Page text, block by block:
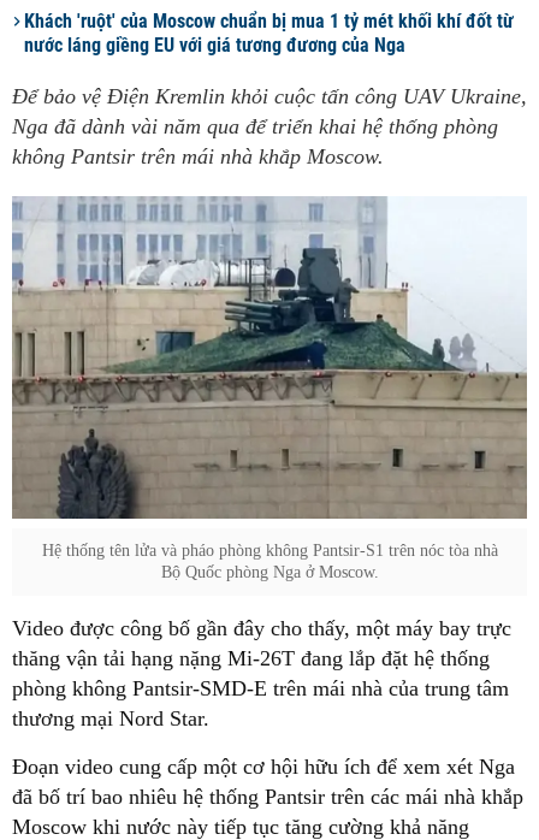
Khách 'ruột' của Moscow chuẩn bị mua 1 tỷ mét khối khí đốt từ
nước láng giềng EU với giá tương đương của Nga
Để bảo vệ Điện Kremlin khỏi cuộc tấn công UAV Ukraine,
Nga đã dành vài năm qua để triển khai hệ thống phòng
không Pantsir trên mái nhà khắp Moscow.
Hệ thống tên lửa và pháo phòng không Pantsir-S1 trên nóc tòa nhà
Bộ Quốc phòng Nga ở Moscow.
Video được công bố gần đây cho thấy, một máy bay trực
thăng vận tải hạng nặng Mi-26T đang lắp đặt hệ thống
phòng không Pantsir-SMD-E trên mái nhà của trung tâm
thương mại Nord Star.
Đoạn video cung cấp một cơ hội hữu ích để xem xét Nga
đã bố trí bao nhiêu hệ thống Pantsir trên các mái nhà khắp
Moscow khi nước này tiếp tục tăng cường khả năng